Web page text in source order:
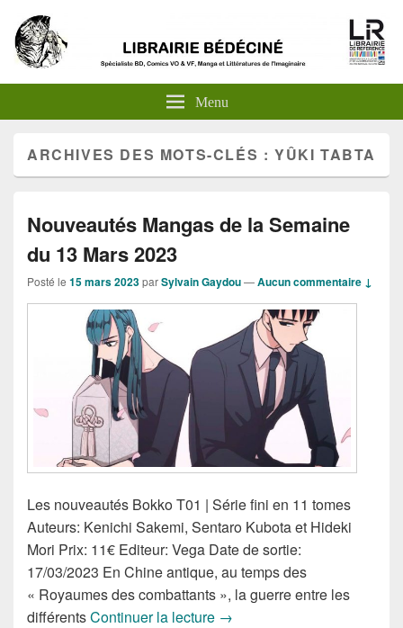
Menu
ARCHIVES DES MOTS-CLÉS :YÛKI TABTA
Nouveautés Mangas de la Semaine
du 13 Mars 2023
Posté le 15 mars 2023parSylvain Gaydou—Aucun commentaire ↓
Les nouveautés Bokko T01 | Série fini en 11 tomes
Auteurs: Kenichi Sakemi, Sentaro Kubota et Hideki
Mori Prix: 11€ Editeur: Vega Date de sortie:
17/03/2023 En Chine antique, au temps des
« Royaumes des combattants », la guerre entre les
différentsContinuer la lecture Nouveautés Mangas de la
→